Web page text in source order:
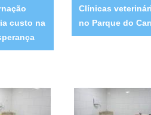
custo na
Clínicas
no Parque do